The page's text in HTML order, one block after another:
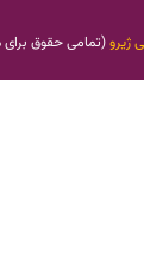
ژیرو(تمامی حقوق